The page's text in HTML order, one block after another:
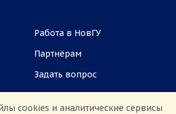
Работа в НовГУ
Партнёрам
Задать вопрос
cookies и аналитические сервисы